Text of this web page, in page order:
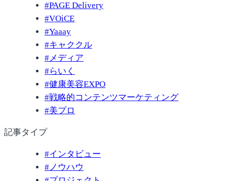
#PAGE Delivery
#VOiCE
#Yaaay
#キャククル
#メディア
#らいく
#健康美容EXPO
#戦略的コンテンツマーケティング
#美プロ
記事タイプ
#インタビュー
# ノウハウ